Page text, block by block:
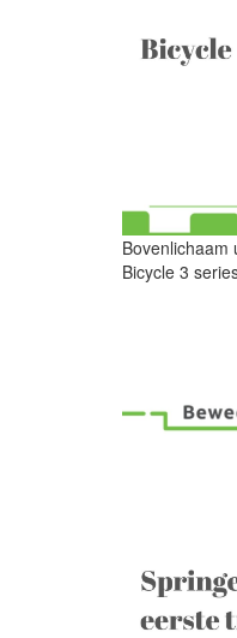
Bovenlichaam
Bicycle 3